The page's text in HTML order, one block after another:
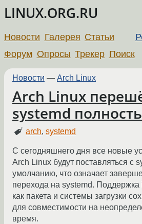
LINUX.ORG.RU
Новости Галерея Статьи
Форум Опросы Трекер Поиск
Новости — Arch Linux
Arch Linux
systemd
arch,systemd
С сегодняшнего дня все новые
Arch Linux будут поставляться с
умолчанию, что означает
перехода на systemd. Поддержка
как пакета и системы загрузки
для совместимости на
время.